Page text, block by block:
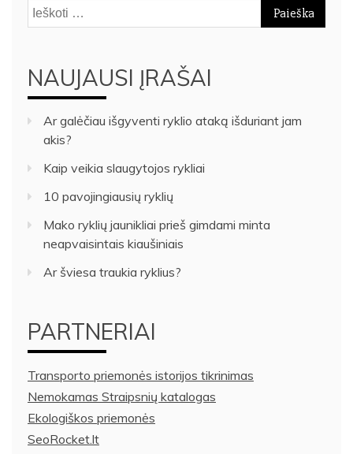
Ieškoti:
NAUJAUSI ĮRAŠAI
Ar galėčiau išgyventi ryklio ataką išduriant jam
akis?
Kaip veikia slaugytojos rykliai
10 pavojingiausių ryklių
Mako ryklių jaunikliai prieš gimdami minta
neapvaisintais kiaušiniais
Ar šviesa traukia ryklius?
PARTNERIAI
Transporto priemonės istorijos tikrinimas
Nemokamas Straipsnių katalogas
Ekologiškos priemonės
SeoRocket.lt